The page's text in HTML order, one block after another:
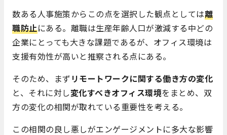
数ある人事施策からこの点を選択した観点としては離
職防止にある。離職は生産年齢人口が激減する中どの
企業にとっても大きな課題であるが、オフィス環境は
支援有効性が高いと推察される点にある。
そのため、まず リモートワークに関する働き方の変化
と、それに対し変化すべきオフィス環境をまとめ、双
方の変化の相関が取れている重要性を考える。
この相関の良し悪しがエンゲージメントに多大な影響